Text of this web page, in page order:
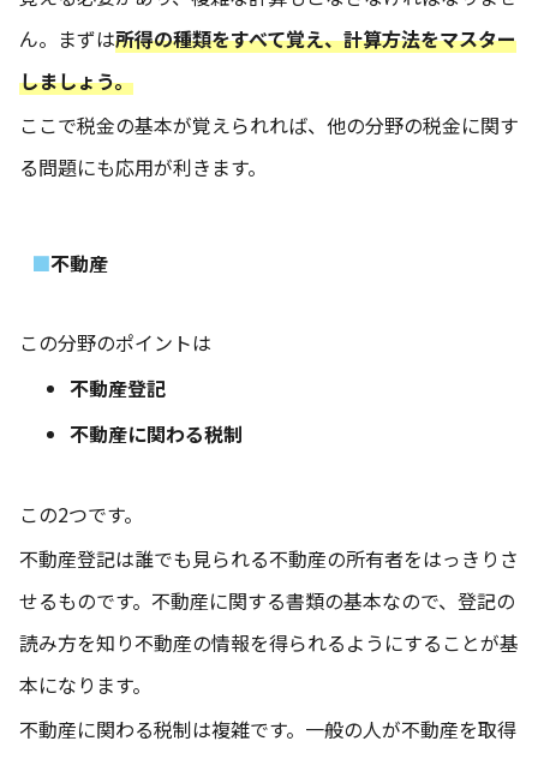
ん。まずは所得の種類をすべて覚え、計算方法をマスター
しましょう。
ここで税金の基本が覚えられれば、他の分野の税金に関す
る問題にも応用が利きます。
不動産
この分野のポイントは
不動産登記
不動産に関わる税制
この2つです。
不動産登記は誰でも見られる不動産の所有者をはっきりさ
せるものです。不動産に関する書類の基本なので、登記の
読み方を知り不動産の情報を得られるようにすることが基
本になります。
不動産に関わる税制は複雑です。一般の人が不動産を取得